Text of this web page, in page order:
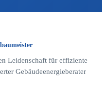
Leidenschaft für effiziente
Gebäudeenergieberater